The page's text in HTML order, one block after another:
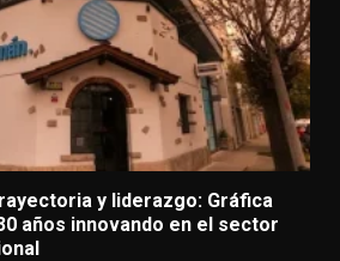
y liderazgo: Gráfica
años innovando en el sector